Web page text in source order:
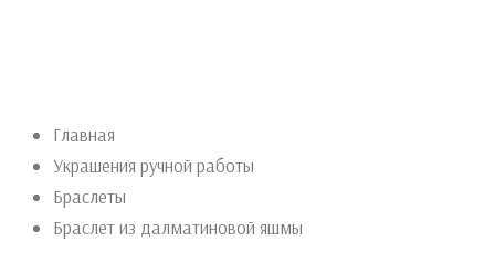
Главная
Украшения ручной работы
Браслеты
Браслет из далматиновой яшмы